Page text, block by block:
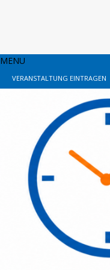
MENU
VERANSTALTUNG EINTRAGEN